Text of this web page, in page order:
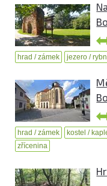
hrad / zámek jezero /
hrad / zámek kostel /
zřícenina